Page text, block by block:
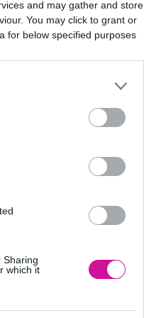
and may gather and store
You may click to grant or
for below specified purposes
Sharing
which it
το
ένα
στην
το αλάτι